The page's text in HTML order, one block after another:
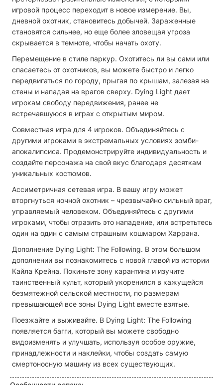
игровой процесс переходит в новое измерение. Вы,
дневной охотник, становитесь добычей. Зараженные
становятся сильнее, но еще более зловещая угроза
скрывается в темноте, чтобы начать охоту.
Перемещение в стиле паркур. Охотитесь ли вы сами или
спасаетесь от охотников, вы можете быстро и легко
передвигаться по городу, прыгая по крышам, залезая на
стены и нападая на врагов сверху. Dying Light дает
игрокам свободу передвижения, ранее не
встречавшуюся в играх с открытым миром.
Совместная игра для 4 игроков. Объединяйтесь с
другими игроками в экстремальных условиях зомби-
апокалипсиса. Продемонстрируйте индивидуальность и
создайте персонажа на свой вкус благодаря десяткам
уникальных костюмов.
Ассиметричная сетевая игра. В вашу игру может
вторгнуться ночной охотник – чрезвычайно сильный враг,
управляемый человеком. Объединяйтесь с другими
игроками, чтобы отразить это нападение, или встретьтесь
один на один с самым страшным кошмаром Харрана.
Дополнение Dying Light: The Following. В этом большом
дополнении вы познакомитесь с новой главой из истории
Кайла Крейна. Покиньте зону карантина и изучите
таинственный культ, который укоренился в кажущейся
безмятежной сельской местности, по размерам
превышающей все зоны Dying Light вместе взятые.
Поезжайте и выживайте. В Dying Light: The Following
появляется багги, который вы можете свободно
видоизменять и улучшать, используя особое оружие,
принадлежности и наклейки, чтобы создать самую
смертоносную машину из всех существующих.